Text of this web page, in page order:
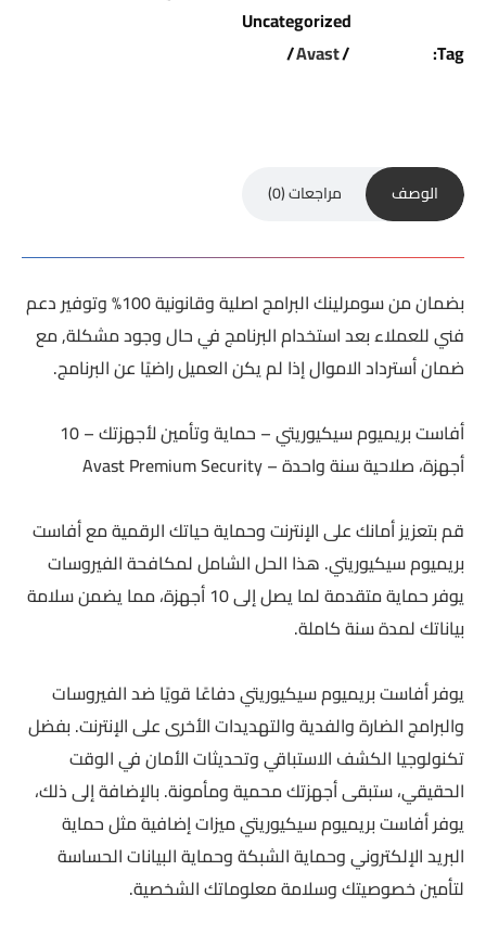
Uncategorized
Tag:
Avast
الوصف مراجعات (0)
بضمان من سومرلينك البرامج اصلية وقانونية 100% وتوفير دعم
فني للعملاء بعد استخدام البرنامج في حال وجود مشكلة, مع
ضمان أسترداد الاموال إذا لم يكن العميل راضيًا عن البرنامج.
أفاست بريميوم سيكيوريتي – حماية وتأمين لأجهزتك – 10
أجهزة، صلاحية سنة واحدة – Avast Premium Security
قم بتعزيز أمانك على الإنترنت وحماية حياتك الرقمية مع أفاست
بريميوم سيكيوريتي. هذا الحل الشامل لمكافحة الفيروسات
يوفر حماية متقدمة لما يصل إلى 10 أجهزة، مما يضمن سلامة
بياناتك لمدة سنة كاملة.
يوفر أفاست بريميوم سيكيوريتي دفاعًا قويًا ضد الفيروسات
والبرامج الضارة والفدية والتهديدات الأخرى على الإنترنت. بفضل
تكنولوجيا الكشف الاستباقي وتحديثات الأمان في الوقت
الحقيقي، ستبقى أجهزتك محمية ومأمونة. بالإضافة إلى ذلك،
يوفر أفاست بريميوم سيكيوريتي ميزات إضافية مثل حماية
البريد الإلكتروني وحماية الشبكة وحماية البيانات الحساسة
لتأمين خصوصيتك وسلامة معلوماتك الشخصية.